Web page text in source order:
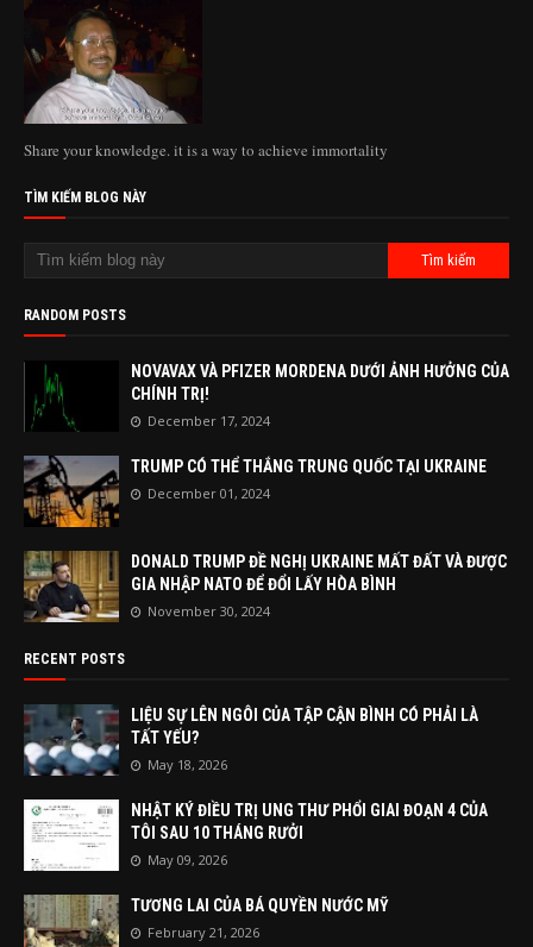
Share your knowledge. it is a way to achieve immortality
TÌM KIẾM BLOG NÀY
RANDOM POSTS
NOVAVAX VÀ PFIZER MORDENA DƯỚI ẢNH HƯỞNG CỦA
CHÍNH TRỊ!
December 17, 2024
TRUMP CÓ THỂ THẮNG TRUNG QUỐC TẠI UKRAINE
December 01, 2024
DONALD TRUMP ĐỀ NGHỊ UKRAINE MẤT ĐẤT VÀ ĐƯỢC
GIA NHẬP NATO ĐỂ ĐỔI LẤY HÒA BÌNH
November 30, 2024
RECENT POSTS
LIỆU SỰ LÊN NGÔI CỦA TẬP CẬN BÌNH CÓ PHẢI LÀ
TẤT YẾU?
May 18, 2026
NHẬT KÝ ĐIỀU TRỊ UNG THƯ PHỔI GIAI ĐOẠN 4 CỦA
TÔI SAU 10 THÁNG RƯỞI
May 09, 2026
TƯƠNG LAI CỦA BÁ QUYỀN NƯỚC MỸ
February 21, 2026